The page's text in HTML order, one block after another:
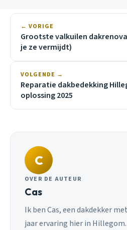
← VORIGE
Grootste valkuilen
je ze vermijdt)
VOLGENDE →
Reparatie dakbedekking
oplossing 2025
C
OVER DE AUTEUR
Cas
Ik ben Cas, een dakdekker
jaar ervaring hier in